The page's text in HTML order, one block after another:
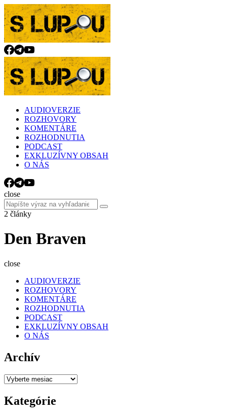
Menu
Search
Menu slupou.sk
AUDIOVERZIE
ROZHOVORY
KOMENTÁRE
ROZHODNUTIA
PODCAST
EXKLUZÍVNY OBSAH
O NÁS
Search
close
Search
for:
Search
2 články
Den Braven
close
AUDIOVERZIE
ROZHOVORY
KOMENTÁRE
ROZHODNUTIA
PODCAST
EXKLUZÍVNY OBSAH
O NÁS
Archív
Archív
Kategórie